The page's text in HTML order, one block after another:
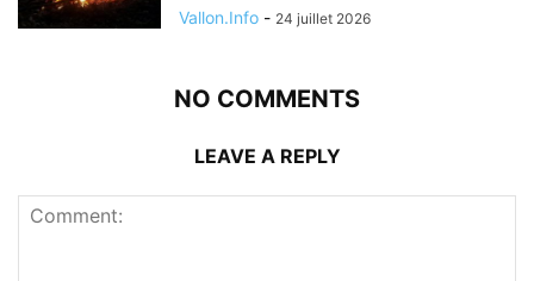
Vallon.Info - 24 juillet 2026
NO COMMENTS
LEAVE A REPLY